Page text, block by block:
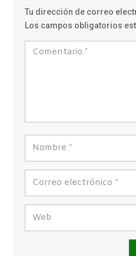
Tu dirección de correo
Los campos obligatorios